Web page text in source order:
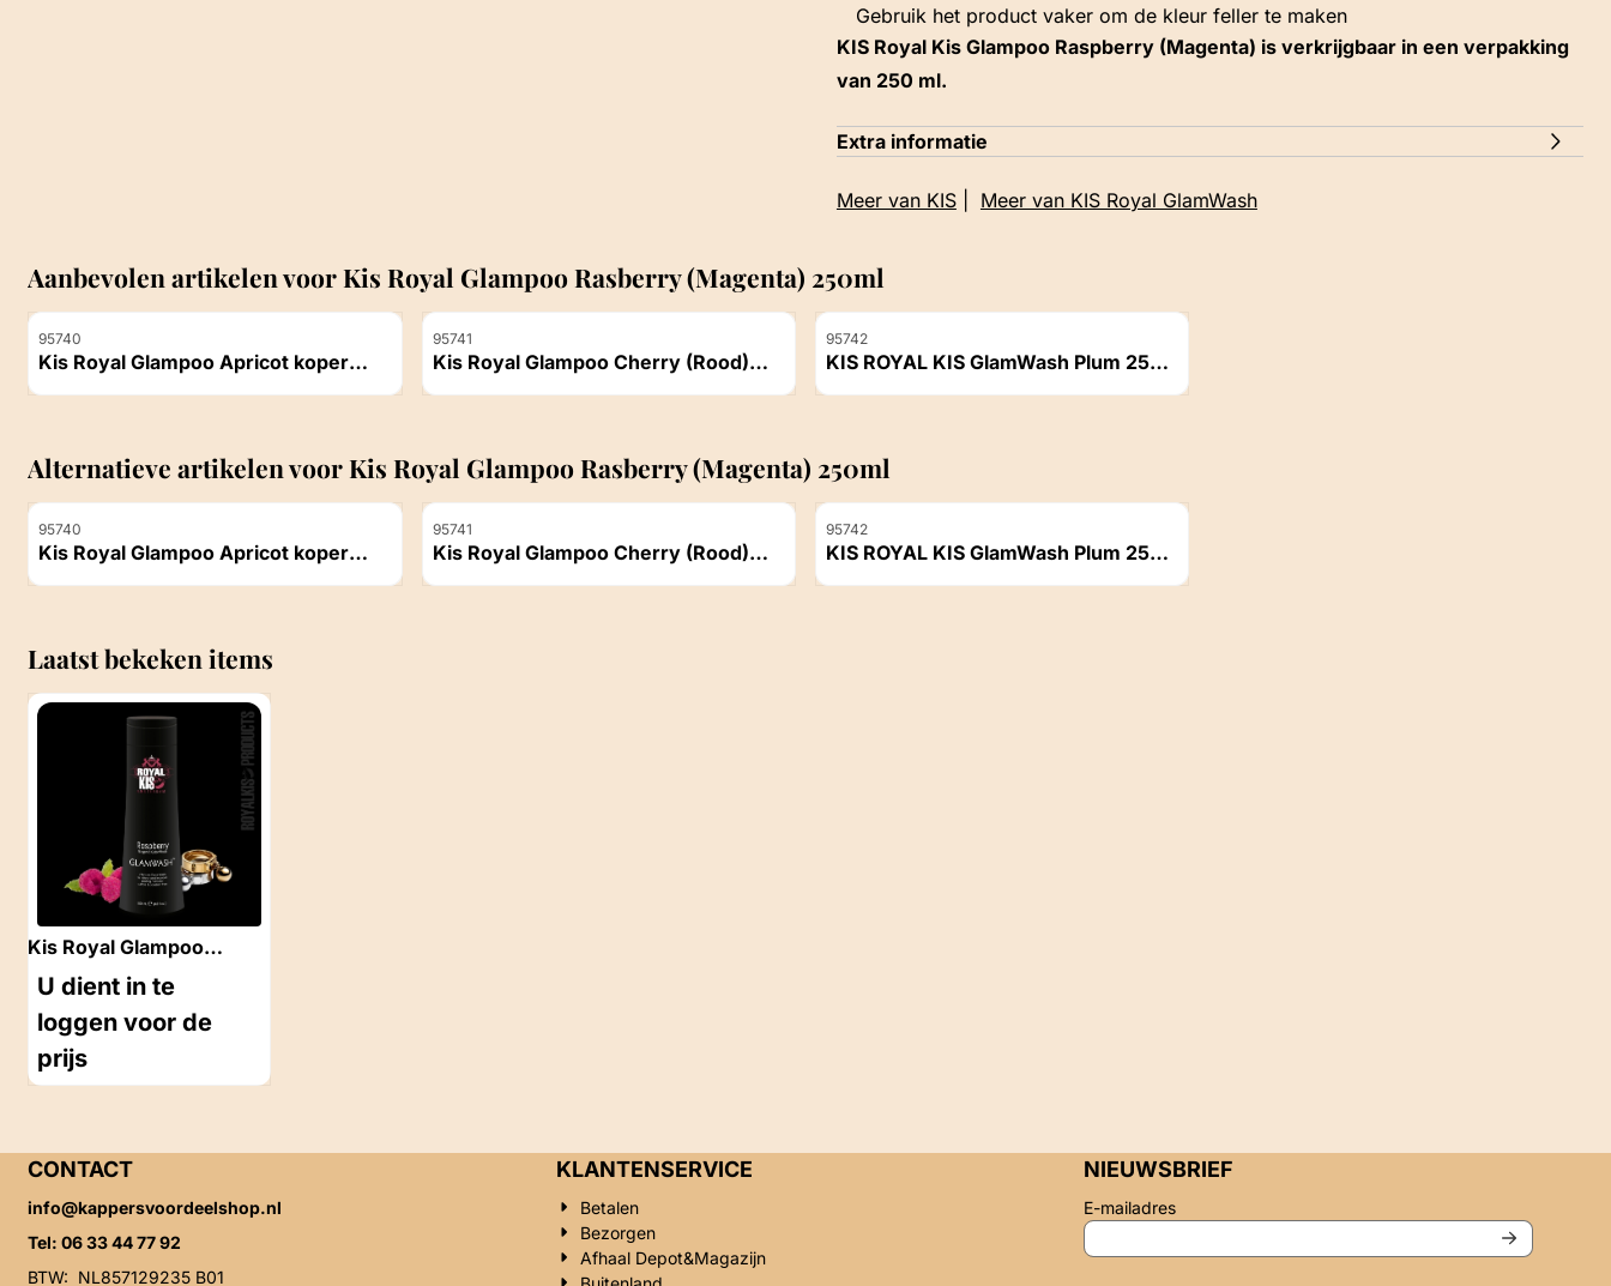
Gebruik het product vaker om de kleur feller te maken
KIS Royal Kis Glampoo Raspberry (Magenta) is verkrijgbaar in een verpakking
van 250 ml.
Extra informatie
Meer van KIS| Meer van KIS Royal GlamWash
Aanbevolen artikelen voorKis Royal Glampoo Rasberry (Magenta) 250ml
Artikelnummer
95740
Kis Royal Glampoo Apricot koper
Prijs niet zichtbaar
Artikelnummer
95741
Kis Royal Glampoo Cherry (Rood)
Prijs niet zichtbaar
Artikelnummer
95742
KIS ROYAL KIS GlamWash Plum 250
Prijs niet zichtbaar
Alternatieve artikelen voorKis Royal Glampoo Rasberry (Magenta) 250ml
Artikelnummer
95740
Kis Royal Glampoo Apricot koper
Prijs niet zichtbaar
Artikelnummer
95741
Kis Royal Glampoo Cherry (Rood)
Prijs niet zichtbaar
Artikelnummer
95742
KIS ROYAL KIS GlamWash Plum 250
Prijs niet zichtbaar
Laatst bekeken items
Kis Royal Glampoo
250ml
U dient in te
loggen voor de
prijs
CONTACT
info@kappersvoordeelshop.nl
Tel: 06 33 44 77 92
BTW: NL857129235 B01
KLANTENSERVICE
Betalen
Bezorgen
Afhaal Depot&Magazijn
NIEUWSBRIEF
E-mailadresVul je e-mailadres in voor de nieuwsbrief